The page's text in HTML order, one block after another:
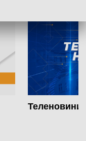
Теленовини